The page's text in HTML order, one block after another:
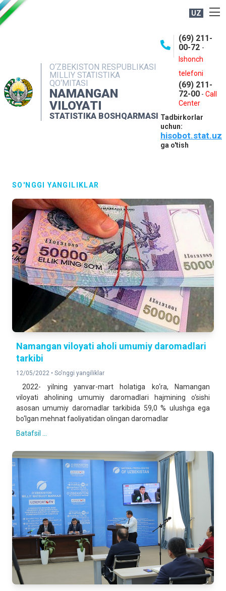
UZ
O‘ZBEKISTON RESPUBLIKASI
MILLIY STATISTIKA
QO‘MITASI
NAMANGAN
VILOYATI
STATISTIKA BOSHQARMASI
(69) 211-
00-72 -
Ishonch
telefoni
(69) 211-
72-00 - Call
Center
Tadbirkorlar
uchun:
hisobot.stat.uz
ga o'tish
NASHRLAR
INTERAKTIV XIZMATLAR
MATBUOT XIZMATI
MUROJAATLAR
SO'NGGI YANGILIKLAR
Namangan viloyati aholi umumiy daromadlari
tarkibi
12/05/2022 • So'nggi yangiliklar
2022- yilning yanvar-mart holatiga ko‘ra, Namangan
viloyati aholining umumiy daromadlari hajmining o‘sishi
asosan umumiy daromadlar tarkibida 59,0 % ulushga ega
bo‘lgan mehnat faoliyatidan olingan daromadlar
Batafsil ...